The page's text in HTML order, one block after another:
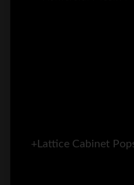
+Lattice Cabinet